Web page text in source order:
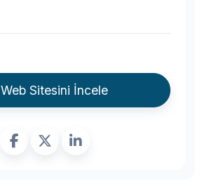
Web Sitesini İncele